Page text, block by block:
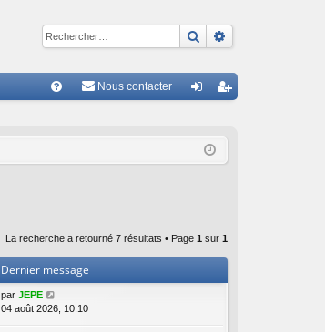
Rechercher
R
Nous contacter
cri
La recherche a retourné 7 résultats • Page 1 sur 1
Dernier message
par JEPE
04 août 2026, 10:10